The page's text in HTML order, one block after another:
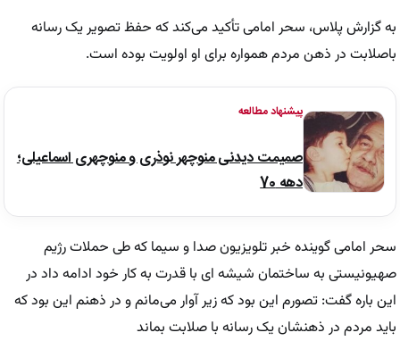
به گزارش پلاس، سحر امامی تأکید می‌کند که حفظ تصویر یک رسانه
باصلابت در ذهن مردم همواره برای او اولویت بوده است.
پیشنهاد مطالعه
صمیمت دیدنی منوچهر نوذری و منوچهری اسماعیلی؛
دهه 70
سحر امامی گوینده خبر تلویزیون صدا و سیما که طی حملات رژیم
صهیونیستی به ساختمان شیشه ای با قدرت به کار خود ادامه داد در
این باره گفت: تصورم این بود که زیر آوار می‌مانم و در ذهنم این بود که
باید مردم در ذهنشان یک رسانه با صلابت بماند